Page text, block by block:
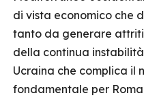
di vista economico che
tanto da generare
della continua
Ucraina che complica il
fondamentale per